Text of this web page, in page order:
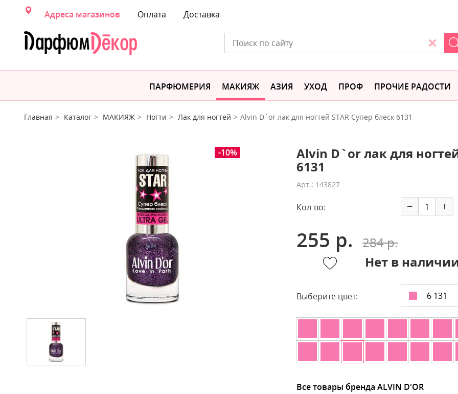
Адреса магазинов Оплата Доставка
ПАРФЮМЕРИЯ МАКИЯЖ АЗИЯ УХОД ПРОФ ПРОЧИЕ РАДОСТИ
Главная Каталог МАКИЯЖ Ногти Лак для ногтей Alvin D`or лак для ногтей STAR Супер блеск 6131
-10% Alvin D`or лак для
6131
Арт.: 143827
Кол-во: − +
255 р.
284 р.
Нет в
Выберите цвет: 6 131
Все товары бренда ALVIN D'OR